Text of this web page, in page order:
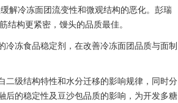
解冷冻面团流变性和微观结构的恶化。彭瑞
结构更紧密，馒头的品质最佳。
冷冻食品稳定剂，在改善冷冻面团品质与面制
二级结构特性和水分迁移的影响规律，同时分
后的稳定性及豆沙包品质的影响，为开发多糖